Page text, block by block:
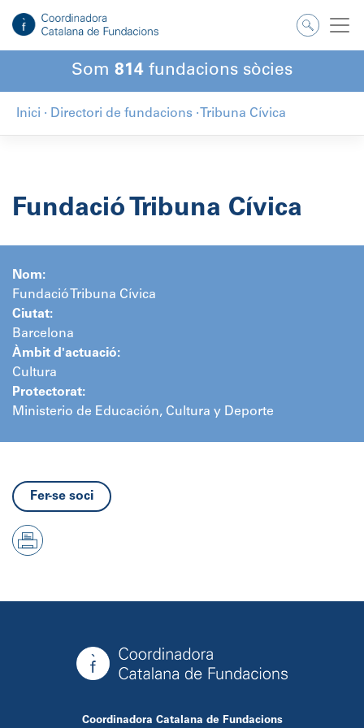
contingut
Som 814 fundacions sòcies
Inici · Directori de fundacions · Tribuna Cívica
Fundació Tribuna Cívica
Nom:
Fundació Tribuna Cívica
Ciutat:
Barcelona
Àmbit d'actuació:
Cultura
Protectorat:
Ministerio de Educación, Cultura y Deporte
Fer-se soci
Coordinadora Catalana de Fundacions